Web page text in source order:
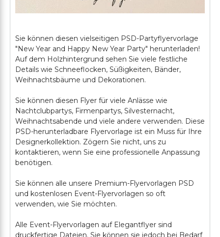
Sie können diesen vielseitigen PSD-Partyflyervorlage
"New Year and Happy New Year Party" herunterladen!
Auf dem Holzhintergrund sehen Sie viele festliche
Details wie Schneeflocken, Süßigkeiten, Bänder,
Weihnachtsbäume und Dekorationen.
Sie können diesen Flyer für viele Anlässe wie
Nachtclubpartys, Firmenpartys, Silvesternacht,
Weihnachtsabende und viele andere verwenden. Diese
PSD-herunterladbare Flyervorlage ist ein Muss für Ihre
Designerkollektion. Zögern Sie nicht, uns zu
kontaktieren, wenn Sie eine professionelle Anpassung
benötigen.
Sie können alle unsere Premium-Flyervorlagen PSD
und kostenlosen Event-Flyervorlagen so oft
verwenden, wie Sie möchten.
Alle Event-Flyervorlagen auf Elegantflyer sind
druckfertige Dateien. Sie können sie jedoch bei Bedarf